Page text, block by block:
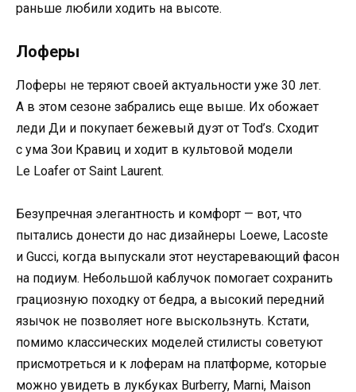
раньше любили ходить на высоте.
Лоферы
Лоферы не теряют своей актуальности уже 30 лет.
А в этом сезоне забрались еще выше. Их обожает
леди Ди и покупает бежевый дуэт от Tod’s. Сходит
с ума Зои Кравиц и ходит в культовой модели
Le Loafer от Saint Laurent.
Безупречная элегантность и комфорт — вот, что
пытались донести до нас дизайнеры Loewe, Lacoste
и Gucci, когда выпускали этот неустаревающий фасон
на подиум. Небольшой каблучок помогает сохранить
грациозную походку от бедра, а высокий передний
язычок не позволяет ноге выскользнуть. Кстати,
помимо классических моделей стилисты советуют
присмотреться и к лоферам на платформе, которые
можно увидеть в лукбуках Burberry, Marni, Maison